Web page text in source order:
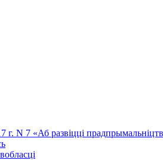
г. N 7 «Аб развіцці